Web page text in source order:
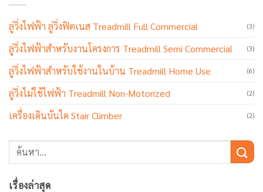
ลู่วิ่งไฟฟ้า ลู่วิ่งฟิตเนส Treadmill Full Commercial (3)
ลู่วิ่งไฟฟ้าสำหรับงานโครงการ Treadmill Semi Commercial (3)
ลู่วิ่งไฟฟ้าสำหรับใช้งานในบ้าน Treadmill Home Use (6)
ลู่วิ่งไม่ใช้ไฟฟ้า Treadmill Non-Motorized (2)
เครื่องเดินบันได Stair Climber (2)
เรื่องล่าสุด